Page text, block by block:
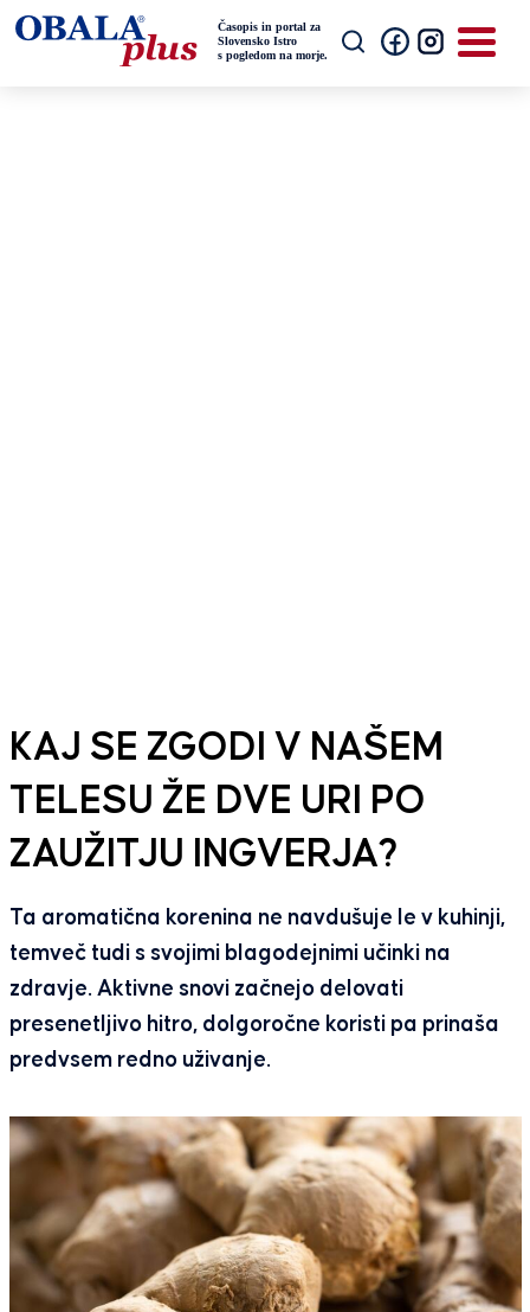
KAJ SE ZGODI V NAŠEM
TELESU ŽE DVE URI PO
ZAUŽITJU INGVERJA?
Ta aromatična korenina ne navdušuje le v kuhinji,
temveč tudi s svojimi blagodejnimi učinki na
zdravje. Aktivne snovi začnejo delovati
presenetljivo hitro, dolgoročne koristi pa prinaša
predvsem redno uživanje.